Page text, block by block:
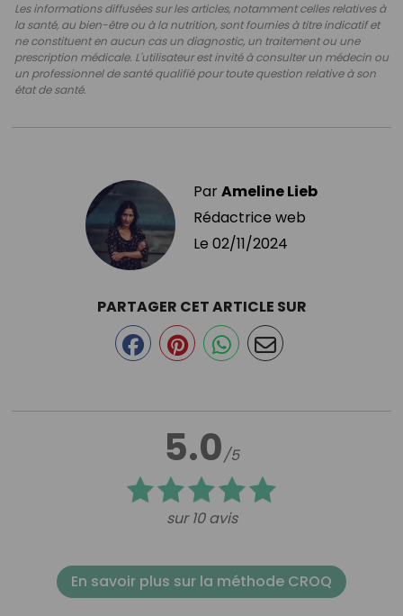
Les informations diffusées sur les articles, notamment celles relatives à
la santé, au bien-être ou à la nutrition, sont fournies à titre indicatif et
ne constituent en aucun cas un diagnostic, un traitement ou une
prescription médicale. L'utilisateur est invité à consulter un médecin ou
un professionnel de santé qualifié pour toute question relative à son
état de santé.
ParAmeline Lieb
Rédactrice web
Le 02/11/2024
5.0/5
sur 10 avis
PARTAGER CET ARTICLE SUR
En savoir plus sur la méthode CROQ